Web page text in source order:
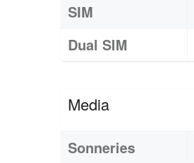
SIM
Dual SIM
Media
Sonneries